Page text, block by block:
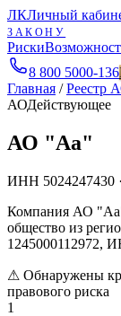
ЛКЛичный
ЗАКОНУ
Риски
8 800 5000-136
Главная /Реестр
АОДействующее
АО "Аа"
ИНН 5024247430
Компания АО
общество из
1245000112972,
⚠ Обнаружены
правового риска
1